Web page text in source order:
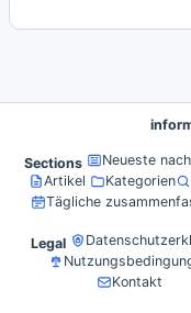
Sections
Neueste
Artikel
Kategorien
Tägliche
Legal
Kontakt